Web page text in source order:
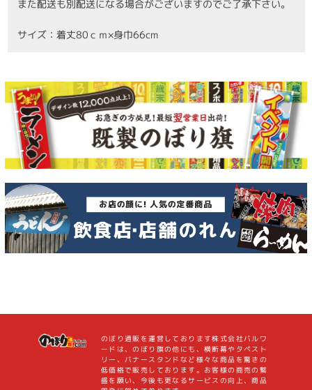
また配送も別配送になる場合がございますのでご了承下さい。
サイズ：着丈80ｃｍ×身巾66cm
のぼり通販を運営しております株式会社バルワ
ードは、のぼり旗の他にも、横断幕やタペスト
リー、バナースタンドなど様々な商品を驚きの
低価格で販売しております。お客様の商売の繁
盛を願い、今後も更なるサービスの向上、商品